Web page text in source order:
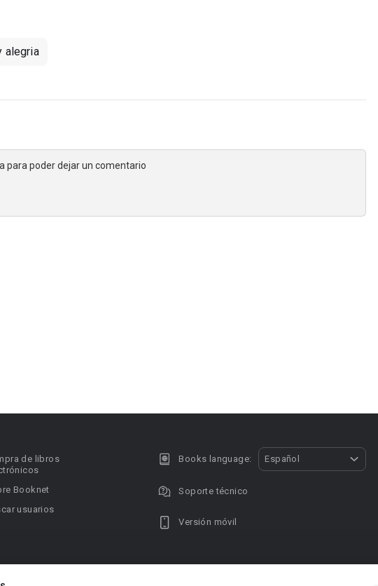
alegria
para poder dejar un comentario
de libros
Booknet
usuarios
Books language: Español
Soporte técnico
Versión móvil